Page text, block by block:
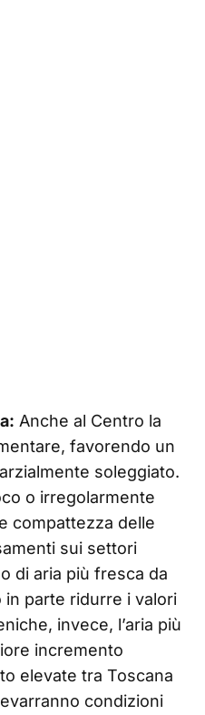
Anche al Centro la
favorendo un
soleggiato.
o irregolarmente
compattezza delle
sui settori
di aria più fresca da
parte ridurre i valori
invece, l’aria più
incremento
elevate tra Toscana
condizioni